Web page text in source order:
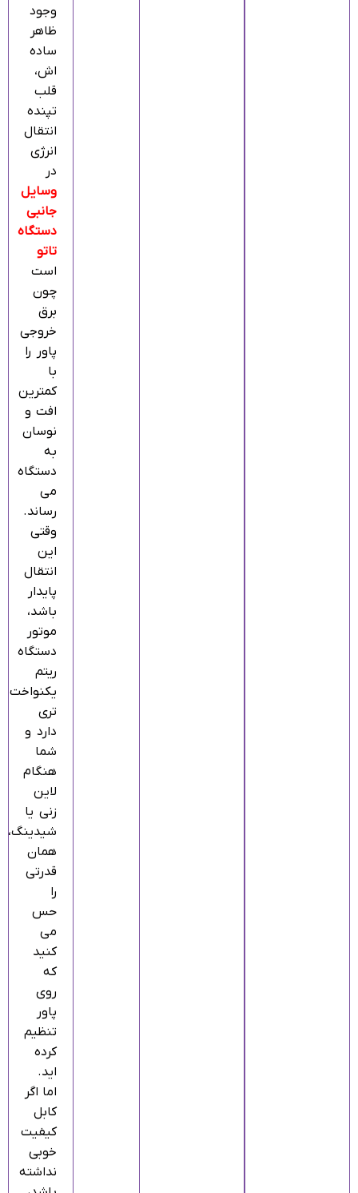
وجود
ظاهر
ساده‌
اش،
قلب
تپنده
انتقال
انرژی
در
وسایل
جانبی
دستگاه
تاتو
است
چون
برق
خروجی
پاور را
با
کمترین
افت و
نوسان
به
دستگاه
می‌
رساند.
وقتی
این
انتقال
پایدار
باشد،
موتور
دستگاه
ریتم
یکنواخت‌
تری
دارد و
شما
هنگام
لاین‌
زنی یا
شیدینگ،
همان
قدرتی
را
حس
می‌
کنید
که
روی
پاور
تنظیم
کرده‌
اید.
اما اگر
کابل
کیفیت
خوبی
نداشته